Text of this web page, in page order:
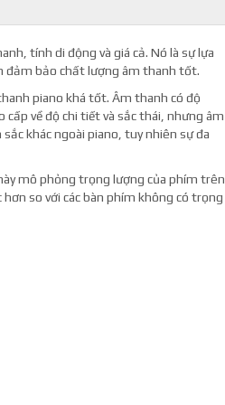
tính di động và giá cả. Nó là sự lựa
đảm bảo chất lượng âm thanh tốt.
piano khá tốt. Âm thanh có độ
cấp về độ chi tiết và sắc thái, nhưng âm
khác ngoài piano, tuy nhiên sự đa
mô phỏng trọng lượng của phím trên
so với các bàn phím không có trọng